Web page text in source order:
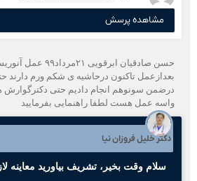
مشاهده پرسش
حسن صادقیان
بعدازعمل تاکنون درحاشیه ی شکم ورم دارند
درضمن سونوهم انجام دادیم حتی دکترگوارش
واسه عمل هست لطفا راهنمایی بفرمایید
دکتر خلیل فروزان نیا
سلام وقت بخیر، تشریف بیاورید معاینه